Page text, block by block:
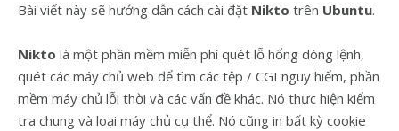
Bài viết này sẽ hướng dẫn cách cài đặt Nikto trên Ubuntu.
Nikto là một phần mềm miễn phí quét lỗ hổng dòng lệnh,
quét các máy chủ web để tìm các tệp / CGI nguy hiểm, phần
mềm máy chủ lỗi thời và các vấn đề khác. Nó thực hiện kiểm
tra chung và loại máy chủ cụ thể. Nó cũng in bất kỳ cookie